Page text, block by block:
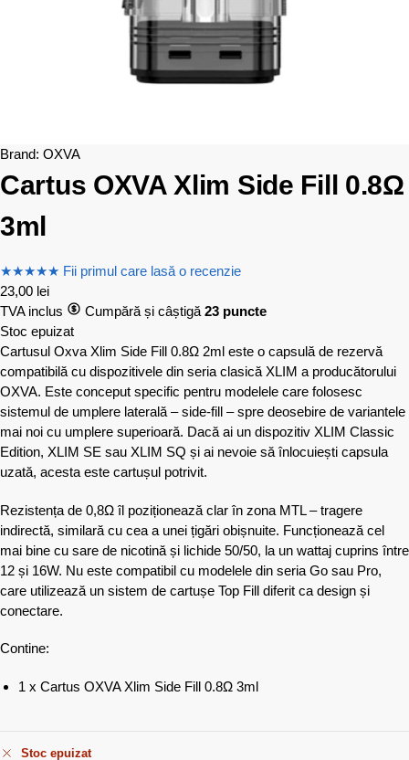
Brand: OXVA
Cartus OXVA Xlim Side Fill 0.8Ω
3ml
★★★★★ Fii primul care lasă o recenzie
23,00 lei
TVA inclus
Cumpără și câștigă 23 puncte
Stoc epuizat
Cartusul Oxva Xlim Side Fill 0.8Ω 2ml este o capsulă de rezervă
compatibilă cu dispozitivele din seria clasică XLIM a producătorului
OXVA. Este conceput specific pentru modelele care folosesc
sistemul de umplere laterală – side-fill – spre deosebire de variantele
mai noi cu umplere superioară. Dacă ai un dispozitiv XLIM Classic
Edition, XLIM SE sau XLIM SQ și ai nevoie să înlocuiești capsula
uzată, acesta este cartușul potrivit.
Rezistența de 0,8Ω îl poziționează clar în zona MTL – tragere
indirectă, similară cu cea a unei țigări obișnuite. Funcționează cel
mai bine cu sare de nicotină și lichide 50/50, la un wattaj cuprins între
12 și 16W. Nu este compatibil cu modelele din seria Go sau Pro,
care utilizează un sistem de cartușe Top Fill diferit ca design și
conectare.
Contine:
1 x Cartus OXVA Xlim Side Fill 0.8Ω 3ml
Stoc epuizat